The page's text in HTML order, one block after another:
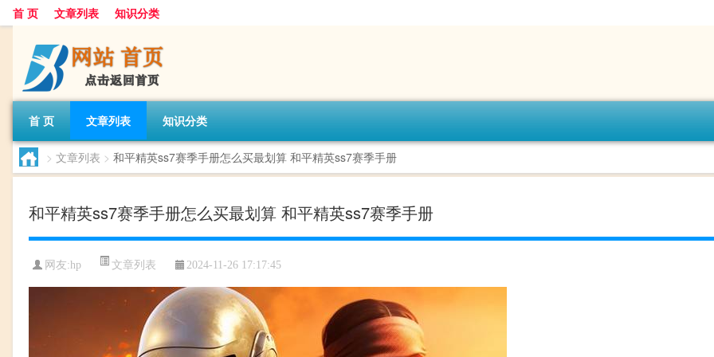
首 页 文章列表 知识分类
首 页 文章列表 知识分类
> 文章列表 > 和平精英ss7赛季手册怎么买最划算 和平精英ss7赛季手册
和平精英ss7赛季手册怎么买最划算 和平精英ss7赛季手册
网友:hp 文章列表 2024-11-26 17:17:45